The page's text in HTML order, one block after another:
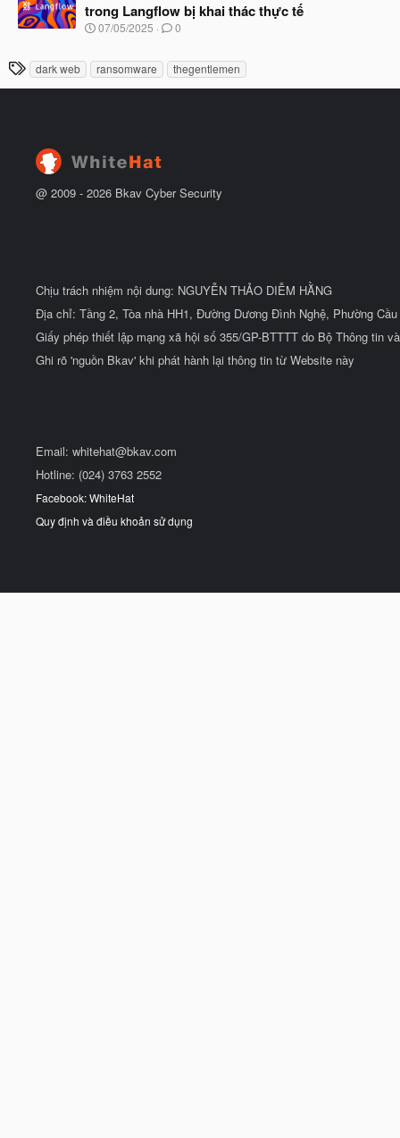
ầ
u
b
ắ
đ
ầ
u
trong Langflow bị khai thác thực tế
N
y
u
07/05/2025 0
T
h
dark web ransomware thegentlemen
@ 2009 - 2026 Bkav Cyber Security
Chịu trách nhiệm nội dung: NGUYỄN THẢO DIỄM HẰNG
Địa chỉ: Tầng 2, Tòa nhà HH1, Đường Dương Đình Nghệ, Phường
Giấy phép thiết lập mạng xã hội số 355/GP-BTTTT do Bộ Thông tin
Ghi rõ 'nguồn Bkav' khi phát hành lại thông tin từ Website này
Email: whitehat@bkav.com
Hotline: (024) 3763 2552
Facebook: WhiteHat
Quy định và điều khoản sử dụng